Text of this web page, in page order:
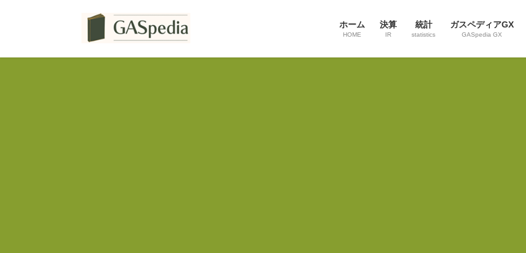
ホーム
HOME
決算
IR
統計
statistics
ガスペディアGX
GASpedia GX